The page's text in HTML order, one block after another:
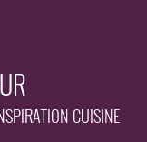
CUISINE